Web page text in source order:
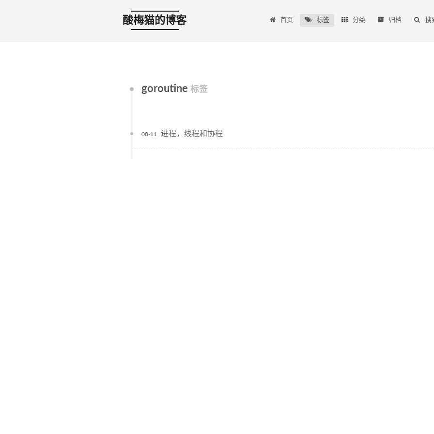
酸梅猫的博客 首页 标签 分类 归档 搜
goroutine 标签
进程，线程和协程
08-11